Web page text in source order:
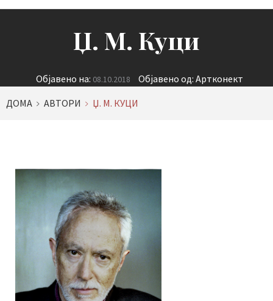
Џ. М. Куци
Објавено на: 08.10.2018 Објавено од: Артконект
ДОМА
АВТОРИ Џ. М. КУЦИ